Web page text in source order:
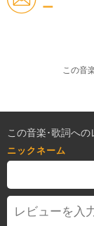
ー
この音
この音楽･歌詞へ
ニックネーム